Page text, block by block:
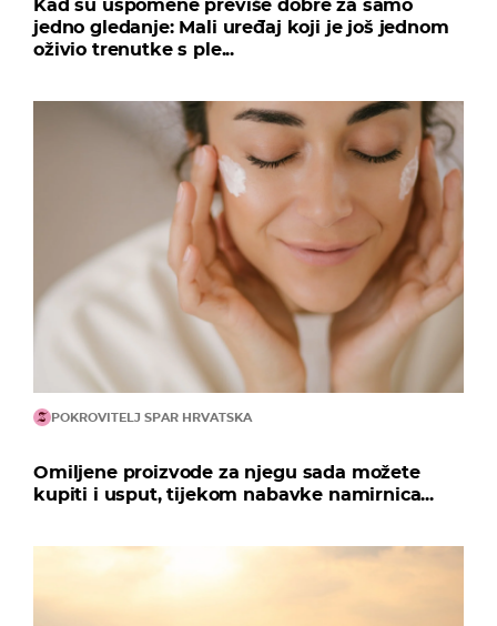
Kad su uspomene previše dobre za samo
jedno gledanje: Mali uređaj koji je još jednom
oživio trenutke s ple...
POKROVITELJ SPAR HRVATSKA
Omiljene proizvode za njegu sada možete
kupiti i usput, tijekom nabavke namirnica...